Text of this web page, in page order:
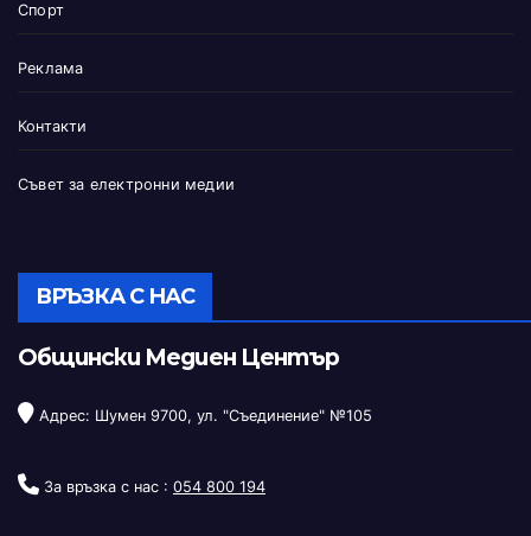
Спорт
Реклама
Контакти
Съвет за електронни медии
ВРЪЗКА С НАС
Общински Медиен Център
Адрес: Шумен 9700, ул. "Съединение" №105
За връзка с нас : 054 800 194